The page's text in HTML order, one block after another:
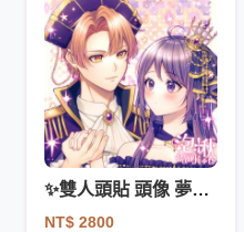
✨雙人頭貼 頭像 夢向 情侶 日系 插畫 少女漫畫風格
NT$ 2800